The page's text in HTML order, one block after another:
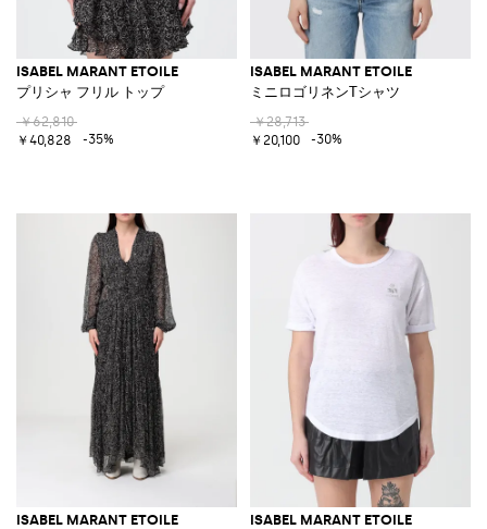
ISABEL MARANT ETOILE
プリシャ フリル トップ
￥62,810
￥40,828
-35%
ISABEL MARANT ETOILE
ミニロゴリネンTシャツ
￥28,713
￥20,100
-30%
ISABEL MARANT ETOILE ISABEL MARANT ETOILE